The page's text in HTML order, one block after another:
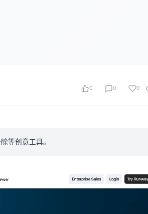
0 0 0
等创意工具。